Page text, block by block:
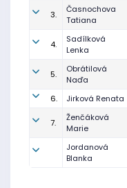
3.
Časnochova
Tatiana
4.
Sadílková
Lenka
5.
Obrátilová
Naďa
6. Jirková Renata
7.
Ženčáková
Marie
Jordanová
Blanka